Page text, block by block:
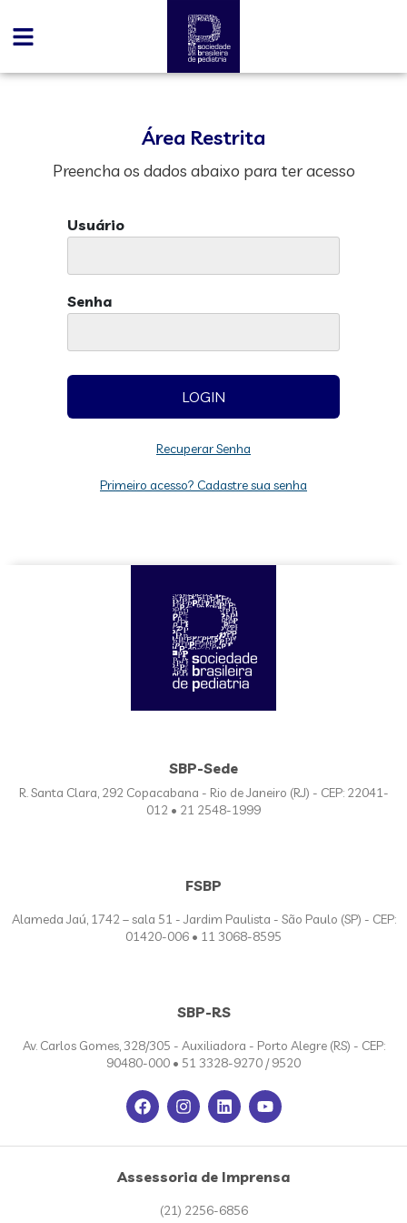
Área Restrita
Preencha os dados abaixo para ter acesso
Usuário
Senha
Recuperar Senha
Primeiro acesso? Cadastre sua senha
SBP-Sede
R. Santa Clara, 292 Copacabana - Rio de Janeiro (RJ) - CEP: 22041-
012 • 21 2548-1999
FSBP
Alameda Jaú, 1742 – sala 51 - Jardim Paulista - São Paulo (SP) - CEP:
01420-006 • 11 3068-8595
SBP-RS
Av. Carlos Gomes, 328/305 - Auxiliadora - Porto Alegre (RS) - CEP:
90480-000 • 51 3328-9270 / 9520
Assessoria de Imprensa
(21) 2256-6856